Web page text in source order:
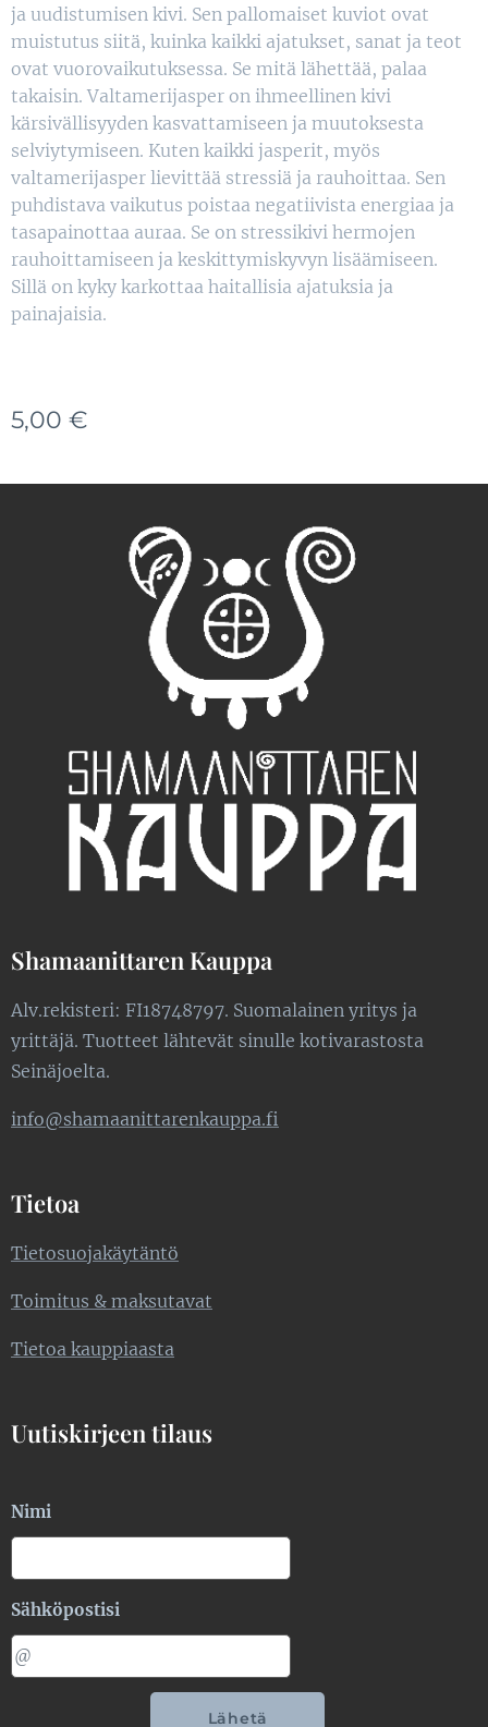
ja uudistumisen kivi. Sen pallomaiset kuviot ovat
muistutus siitä, kuinka kaikki ajatukset, sanat ja teot
ovat vuorovaikutuksessa. Se mitä lähettää, palaa
takaisin. Valtamerijasper on ihmeellinen kivi
kärsivällisyyden kasvattamiseen ja muutoksesta
selviytymiseen. Kuten kaikki jasperit, myös
valtamerijasper lievittää stressiä ja rauhoittaa. Sen
puhdistava vaikutus poistaa negatiivista energiaa ja
tasapainottaa auraa. Se on stressikivi hermojen
rauhoittamiseen ja keskittymiskyvyn lisäämiseen.
Sillä on kyky karkottaa haitallisia ajatuksia ja
painajaisia.
5,00 €
Shamaanittaren Kauppa
Alv.rekisteri: FI18748797. Suomalainen yritys ja
yrittäjä. Tuotteet lähtevät sinulle kotivarastosta
Seinäjoelta.
info@shamaanittarenkauppa.fi
Tietoa
Tietosuojakäytäntö
Toimitus & maksutavat
Tietoa kauppiaasta
Uutiskirjeen tilaus
Nimi
Sähköpostisi
Lähetä